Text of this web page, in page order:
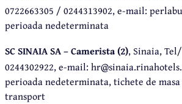
0722663305 / 0244313902, e-mail:
perioada nedeterminata
SC SINAIA SA – Camerista (2), Sinaia,
0244302922, e-mail:
perioada nedeterminata, tichete de masa
transport